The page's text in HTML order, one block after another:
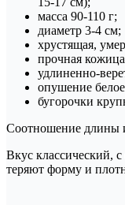
масса 90-110 г;
диаметр 3-4 см;
хрустящая,
прочная
удлиненно-
опушение
бугорочки
Соотношение длины
Вкус классический,
теряют форму и